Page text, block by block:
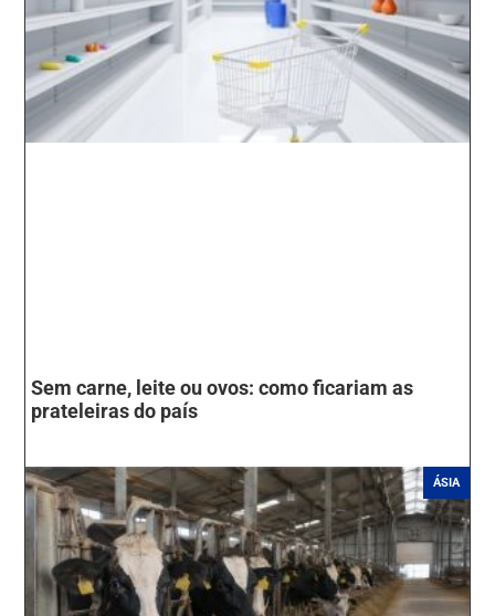
Sem carne, leite ou ovos: como ficariam as
prateleiras do país
ÁSIA